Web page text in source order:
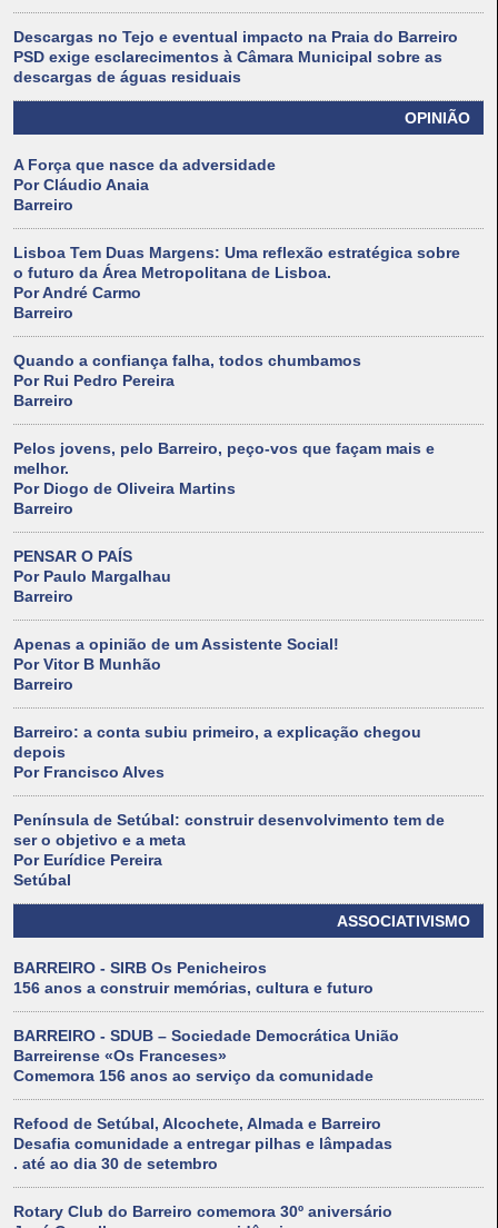
Descargas no Tejo e eventual impacto na Praia do Barreiro
PSD exige esclarecimentos à Câmara Municipal sobre as
descargas de águas residuais
OPINIÃO
A Força que nasce da adversidade
Por Cláudio Anaia
Barreiro
Lisboa Tem Duas Margens: Uma reflexão estratégica sobre
o futuro da Área Metropolitana de Lisboa.
Por André Carmo
Barreiro
Quando a confiança falha, todos chumbamos
Por Rui Pedro Pereira
Barreiro
Pelos jovens, pelo Barreiro, peço-vos que façam mais e
melhor.
Por Diogo de Oliveira Martins
Barreiro
PENSAR O PAÍS
Por Paulo Margalhau
Barreiro
Apenas a opinião de um Assistente Social!
Por Vitor B Munhão
Barreiro
Barreiro: a conta subiu primeiro, a explicação chegou
depois
Por Francisco Alves
Península de Setúbal: construir desenvolvimento tem de
ser o objetivo e a meta
Por Eurídice Pereira
Setúbal
ASSOCIATIVISMO
BARREIRO - SIRB Os Penicheiros
156 anos a construir memórias, cultura e futuro
BARREIRO - SDUB – Sociedade Democrática União
Barreirense «Os Franceses»
Comemora 156 anos ao serviço da comunidade
Refood de Setúbal, Alcochete, Almada e Barreiro
Desafia comunidade a entregar pilhas e lâmpadas
. até ao dia 30 de setembro
Rotary Club do Barreiro comemora 30º aniversário